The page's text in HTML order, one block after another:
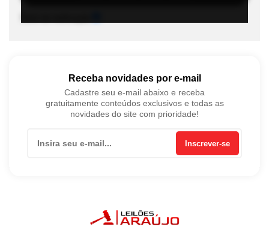
Receba novidades por e-mail
Cadastre seu e-mail abaixo e receba
gratuitamente conteúdos exclusivos e todas as
novidades do site com prioridade!
Inscrever-se